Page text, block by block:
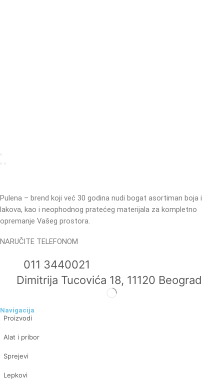
Pulena – brend koji već 30 godina nudi bogat asortiman boja i
lakova, kao i neophodnog pratećeg materijala za kompletno
opremanje Vašeg prostora.
NARUČITE TELEFONOM
011 3440021
Dimitrija Tucovića 18, 11120 Beograd
Navigacija
Proizvodi
Alat i pribor
Sprejevi
Lepkovi